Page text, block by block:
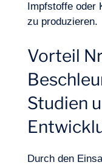
Impfstoffe oder
zu produzieren.
Vorteil
Studien
Durch den